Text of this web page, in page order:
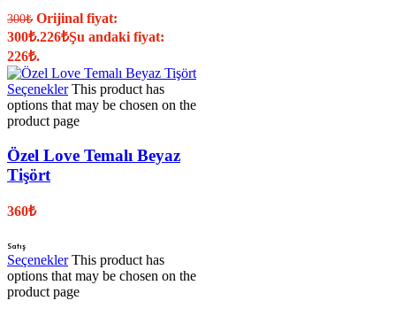
300₺ Orijinal fiyat:
300₺.226₺Şu andaki fiyat:
226₺.
Seçenekler This product has
options that may be chosen on the
product page
Özel Love Temalı Beyaz
Tişört
360₺
Satış
Seçenekler This product has
options that may be chosen on the
product page